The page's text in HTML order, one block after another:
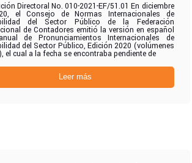
Directoral No. 010-2021-EF/51.01 En diciembre
el Consejo de Normas Internacionales de
del Sector Público de la Federación
de Contadores emitió la versión en español
de Pronunciamientos Internacionales de
del Sector Público, Edición 2020 (volúmenes
el cual a la fecha se encontraba pendiente de
Leer más